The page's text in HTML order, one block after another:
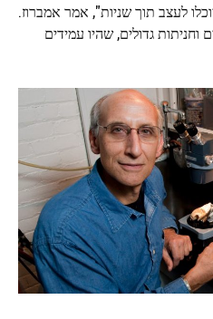
לעצב תוך שניות", אמר אמברוז.
וחניתות גדולים, שהיו עמידים